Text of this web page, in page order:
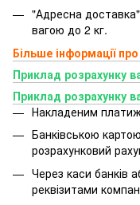
"Адресна
вагою до 2 кг.
Більше інформації
Приклад розрахунку
Приклад розрахунку
Накладеним
Банківською
розрахунковий
Через каси банків
реквізитами